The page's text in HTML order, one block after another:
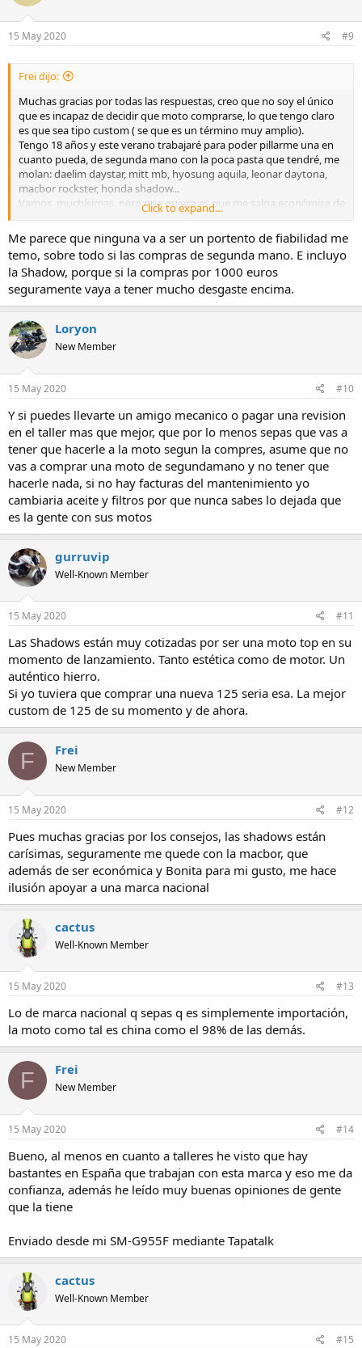
LEONART VESSEL 125 - 2.900€
https://leonartmotors.com/
15 May 2020 #9
Frei dijo:
Muchas gracias por todas las respuestas, creo que no soy el único
que es incapaz de decidir que moto comprarse, lo que tengo claro
es que sea tipo custom ( se que es un término muy amplio).
Tengo 18 años y este verano trabajaré para poder pillarme una en
cuanto pueda, de segunda mano con la poca pasta que tendré, me
molan: daelim daystar, mitt mb, hyosung aquila, leonar daytona,
macbor rockster, honda shadow...
Vamos, muchísimas, pero que quiero es que me salga económica de
segunda mano (precio de entre 1000 y 2000€) y que sea muy fiable.
Click to expand...
Me parece que ninguna va a ser un portento de fiabilidad me
temo, sobre todo si las compras de segunda mano. E incluyo
la Shadow, porque si la compras por 1000 euros
seguramente vaya a tener mucho desgaste encima.
Loryon
New Member
15 May 2020 #10
Y si puedes llevarte un amigo mecanico o pagar una revision
en el taller mas que mejor, que por lo menos sepas que vas a
tener que hacerle a la moto segun la compres, asume que no
vas a comprar una moto de segundamano y no tener que
hacerle nada, si no hay facturas del mantenimiento yo
cambiaria aceite y filtros por que nunca sabes lo dejada que
es la gente con sus motos
gurruvip
Well-Known Member
15 May 2020 #11
Las Shadows están muy cotizadas por ser una moto top en su
momento de lanzamiento. Tanto estética como de motor. Un
auténtico hierro.
Si yo tuviera que comprar una nueva 125 seria esa. La mejor
custom de 125 de su momento y de ahora.
F Frei
New Member
15 May 2020 #12
Pues muchas gracias por los consejos, las shadows están
carísimas, seguramente me quede con la macbor, que
además de ser económica y Bonita para mi gusto, me hace
ilusión apoyar a una marca nacional
cactus
Well-Known Member
15 May 2020 #13
Lo de marca nacional q sepas q es simplemente importación,
la moto como tal es china como el 98% de las demás.
F Frei
New Member
15 May 2020 #14
Bueno, al menos en cuanto a talleres he visto que hay
bastantes en España que trabajan con esta marca y eso me da
confianza, además he leído muy buenas opiniones de gente
que la tiene
Enviado desde mi SM-G955F mediante Tapatalk
cactus
Well-Known Member
15 May 2020 #15